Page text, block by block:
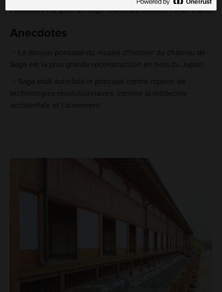
Fukuoka et la gare de Saga. Comptez environ 1 h de trajet.
Anecdotes
Le donjon principal du musée d'histoire du château de
Saga est la plus grande reconstruction en bois du Japon
Saga était autrefois le principal centre nippon de
technologies révolutionnaires, comme la médecine
occidentale et l'armement